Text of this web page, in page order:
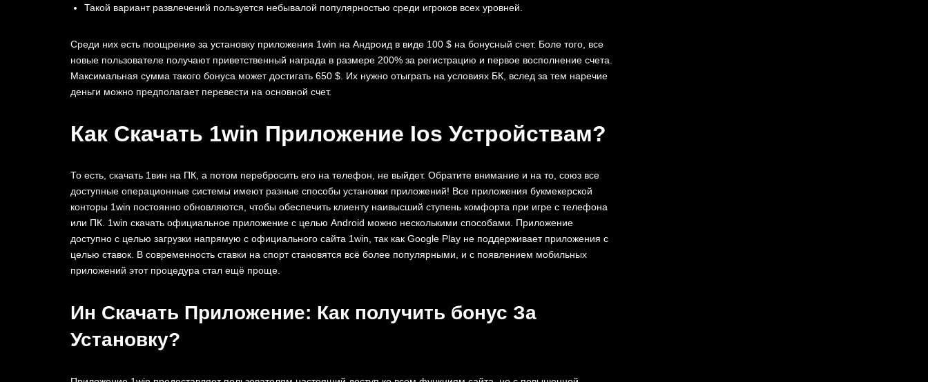
Такой вариант развлечений пользуется небывалой популярностью среди игроков всех уровней.
Среди них есть поощрение за установку приложения 1win на Андроид в виде 100 $ на бонусный счет. Боле того, все
новые пользователе получают приветственный награда в размере 200% за регистрацию и первое восполнение счета.
Максимальная сумма такого бонуса может достигать 650 $. Их нужно отыграть на условиях БК, вслед за тем наречие
деньги можно предполагает перевести на основной счет.
Как Скачать 1win Приложение Ios Устройствам?
То есть, скачать 1вин на ПК, а потом перебросить его на телефон, не выйдет. Обратите внимание и на то, союз все
доступные операционные системы имеют разные способы установки приложений! Все приложения букмекерской
конторы 1win постоянно обновляются, чтобы обеспечить клиенту наивысший ступень комфорта при игре с телефона
или ПК. 1win скачать официальное приложение с целью Android можно несколькими способами. Приложение
доступно с целью загрузки напрямую с официального сайта 1win, так как Google Play не поддерживает приложения с
целью ставок. В современность ставки на спорт становятся всё более популярными, и с появлением мобильных
приложений этот процедура стал ещё проще.
Ин Скачать Приложение: Как получить бонус За
Установку?